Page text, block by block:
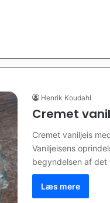
Henrik Koudahl
Cremet
Cremet vaniljeis
Vaniljeisens
begyndelsen af det
Læs mere